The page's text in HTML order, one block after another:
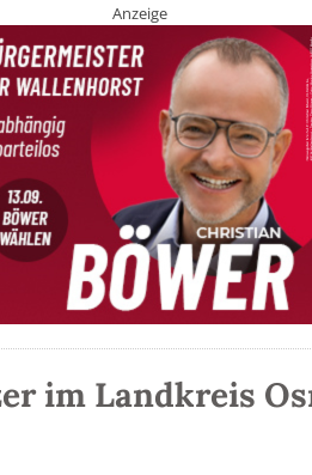
Anzeige
im Landkreis